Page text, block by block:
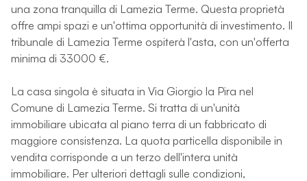
una zona tranquilla di Lamezia Terme. Questa proprietà
offre ampi spazi e un'ottima opportunità di investimento. Il
tribunale di Lamezia Terme ospiterà l'asta, con un'offerta
minima di 33000 €.
La casa singola è situata in Via Giorgio la Pira nel
Comune di Lamezia Terme. Si tratta di un'unità
immobiliare ubicata al piano terra di un fabbricato di
maggiore consistenza. La quota particella disponibile in
vendita corrisponde a un terzo dell'intera unità
immobiliare. Per ulteriori dettagli sulle condizioni,